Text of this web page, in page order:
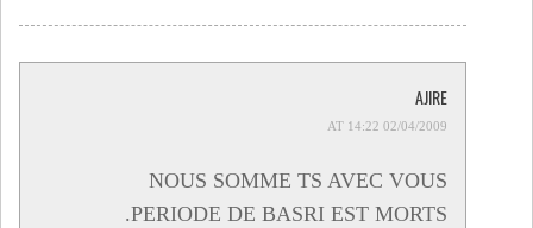
AJIRE
02/04/2009 AT 14:22
NOUS SOMME TS AVEC VOUS
.PERIODE DE BASRI EST MORTS